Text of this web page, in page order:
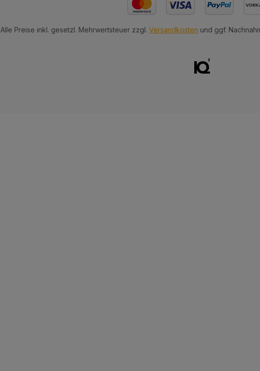
Alle Preise inkl. gesetzl. Mehrwertsteuer zzgl. Versandkosten und ggf.